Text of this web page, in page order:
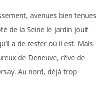
avenues bien tenues
de la Seine le jardin jouit
a de rester où il est. Mais
de Deneuve, rêve de
Au nord, déjà trop